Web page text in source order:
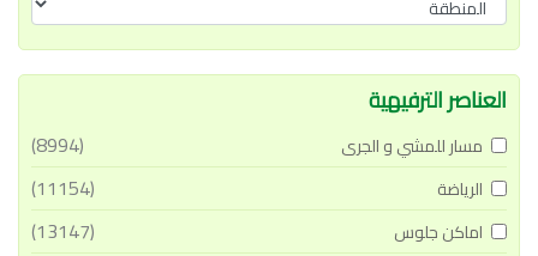
العناصر الترفيهية
مسار للمشي و الجرى (8994)
الرياضة (11154)
اماكن جلوس (13147)